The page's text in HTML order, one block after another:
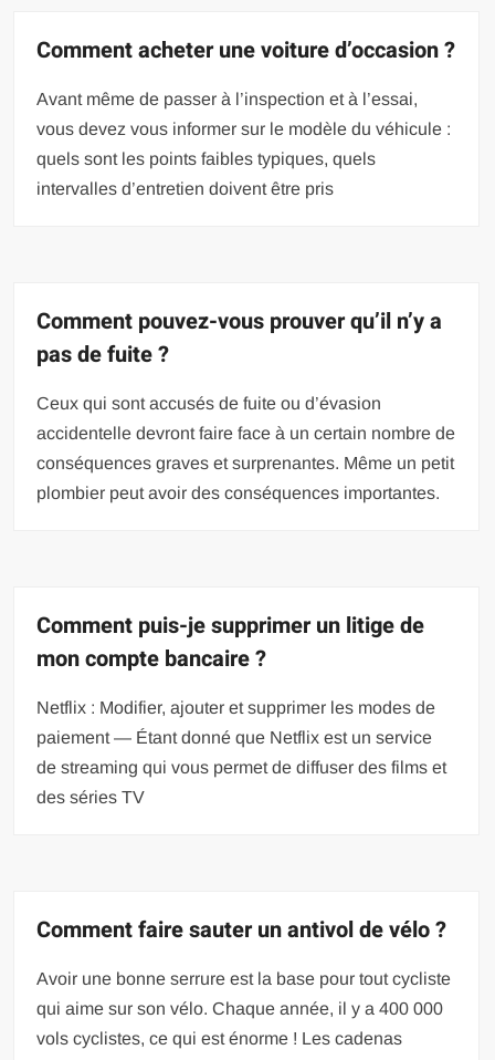
Comment acheter une voiture d’occasion ?
Avant même de passer à l’inspection et à l’essai,
vous devez vous informer sur le modèle du véhicule :
quels sont les points faibles typiques, quels
intervalles d’entretien doivent être pris
Comment pouvez-vous prouver qu’il n’y a
pas de fuite ?
Ceux qui sont accusés de fuite ou d’évasion
accidentelle devront faire face à un certain nombre de
conséquences graves et surprenantes. Même un petit
plombier peut avoir des conséquences importantes.
Comment puis-je supprimer un litige de
mon compte bancaire ?
Netflix : Modifier, ajouter et supprimer les modes de
paiement — Étant donné que Netflix est un service
de streaming qui vous permet de diffuser des films et
des séries TV
Comment faire sauter un antivol de vélo ?
Avoir une bonne serrure est la base pour tout cycliste
qui aime sur son vélo. Chaque année, il y a 400 000
vols cyclistes, ce qui est énorme ! Les cadenas